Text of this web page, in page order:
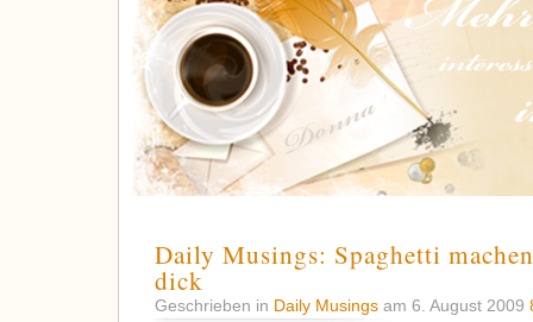
Daily Musings: Spaghetti
dick
Geschrieben in Daily Musings am 6. August 2009